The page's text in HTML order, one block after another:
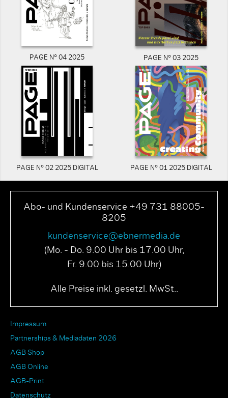
PAGE N° 04 2025 PAGE N° 03 2025
PAGE N° 02 2025 DIGITAL PAGE N° 01 2025 DIGITAL
Abo- und Kundenservice +49 731 88005-
8205
kundenservice@ebnermedia.de
(Mo. - Do. 9.00 Uhr bis 17.00 Uhr,
Fr. 9.00 bis 15.00 Uhr)
Alle Preise inkl. gesetzl. MwSt..
Impressum
Partnerships & Mediadaten 2026
AGB Shop
AGB Online
AGB-Print
Datenschutz